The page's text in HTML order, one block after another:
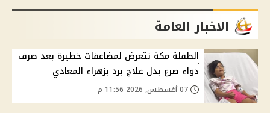
الاخبار العامة
الطفلة مكة تتعرض لمضاعفات خطيرة بعد صرف
دواء صرع بدل علاج برد بزهراء المعادي